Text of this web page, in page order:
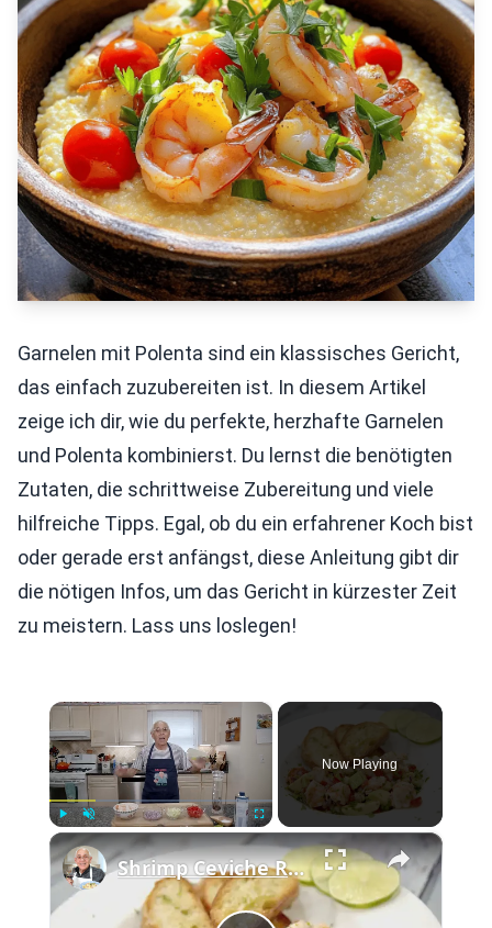
Garnelen mit Polenta sind ein klassisches Gericht,
das einfach zuzubereiten ist. In diesem Artikel
zeige ich dir, wie du perfekte, herzhafte Garnelen
und Polenta kombinierst. Du lernst die benötigten
Zutaten, die schrittweise Zubereitung und viele
hilfreiche Tipps. Egal, ob du ein erfahrener Koch bist
oder gerade erst anfängst, diese Anleitung gibt dir
die nötigen Infos, um das Gericht in kürzester Zeit
zu meistern. Lass uns loslegen!
×
Play Unmute Fullscreen
Now Playing
×
Shrimp Ceviche Recipe